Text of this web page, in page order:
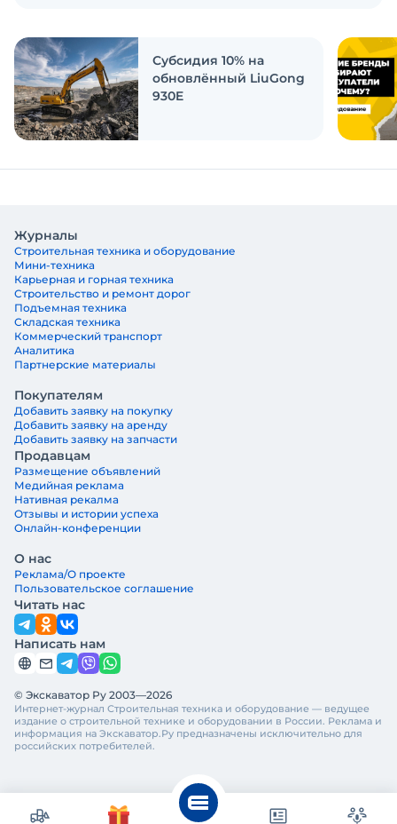
ответить на эти вопросы
Субсидия 10% на
обновлённый LiuGong
930E
Журналы
Строительная техника и оборудование
Мини-техника
Карьерная и горная техника
Строительство и ремонт дорог
Подъемная техника
Складская техника
Коммерческий транспорт
Аналитика
Партнерские материалы
Покупателям
Добавить заявку на покупку
Добавить заявку на аренду
Добавить заявку на запчасти
Продавцам
Размещение объявлений
Медийная реклама
Нативная рекалма
Отзывы и истории успеха
Онлайн-конференции
О нас
Реклама/О проекте
Пользовательское соглашение
Читать нас
Написать нам
© Экскаватор Ру 2003—2026
Интернет-журнал Строительная техника и оборудование — ведущее
издание о строительной технике и оборудовании в России. Реклама и
информация на Экскаватор.Ру предназначены исключительно для
российских потребителей.